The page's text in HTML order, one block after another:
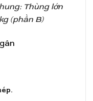
Thùng lớn
(phần B)